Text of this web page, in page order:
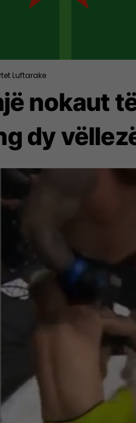
Luftarake
nokaut
dy